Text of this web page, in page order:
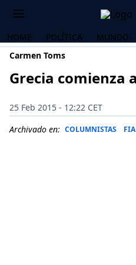
HOME POLÍTICA MUNDO
Carmen Toms
Grecia comienza
25 Feb 2015 - 12:22 CET
Archivado en: COLUMNISTAS